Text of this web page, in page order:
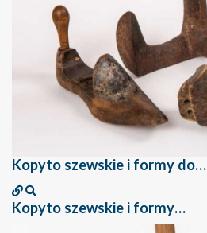
Kopyto szewskie i formy do…
Kopyto szewskie i formy…